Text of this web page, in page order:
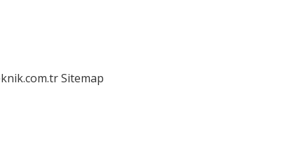
Sitemap